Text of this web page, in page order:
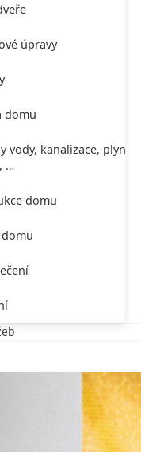
úpravy
domu
vody, kanalizace, plynu,
…
domu
domu